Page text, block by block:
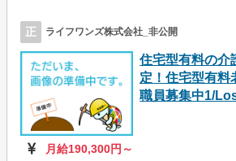
正 ライフワンズ株式会社_非公開
住宅型有料の介
定！住宅型有料
職員募集中1/
月給190,300円～